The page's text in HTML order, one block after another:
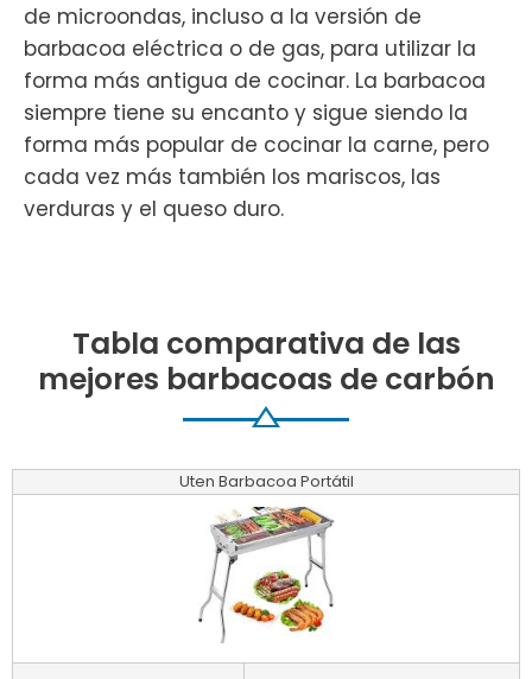
de microondas, incluso a la versión de
barbacoa eléctrica o de gas, para utilizar la
forma más antigua de cocinar. La barbacoa
siempre tiene su encanto y sigue siendo la
forma más popular de cocinar la carne, pero
cada vez más también los mariscos, las
verduras y el queso duro.
Tabla comparativa de las
mejores barbacoas de carbón
Uten Barbacoa Portátil